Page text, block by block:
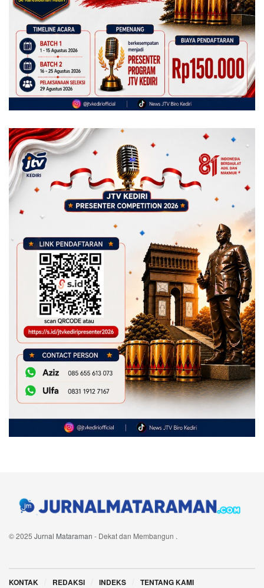
© 2025 Jurnal Mataraman - Dekat dan Membangun .
KONTAK REDAKSI INDEKS TENTANG KAMI